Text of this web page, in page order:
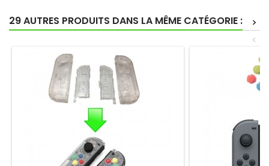
29 AUTRES PRODUITS DANS LA MÊME CATÉGORIE :
>
<